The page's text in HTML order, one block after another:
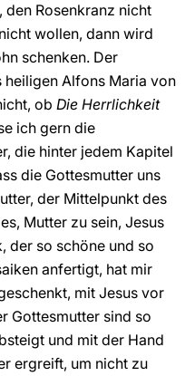
den Rosenkranz nicht
wollen, dann wird
schenken. Der
heiligen Alfons Maria von
ob Die Herrlichkeit
ich gern die
die hinter jedem Kapitel
die Gottesmutter uns
der Mittelpunkt des
Mutter zu sein, Jesus
der so schöne und so
anfertigt, hat mir
mit Jesus vor
Gottesmutter sind so
und mit der Hand
ergreift, um nicht zu